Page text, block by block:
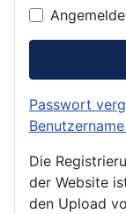
Passwort
Die
der Website
den Upload